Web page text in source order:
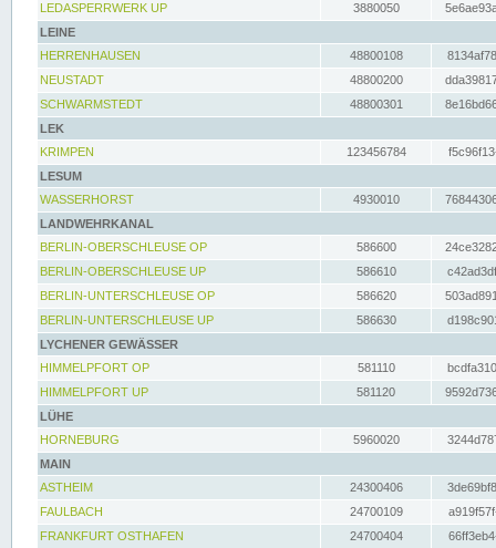
LEDASPERRWERK UP
3880050
LEINE
HERRENHAUSEN
48800108
NEUSTADT
48800200
SCHWARMSTEDT
48800301
LEK
KRIMPEN
123456784
LESUM
WASSERHORST
4930010
LANDWEHRKANAL
BERLIN-OBERSCHLEUSE OP
586600
BERLIN-OBERSCHLEUSE UP
586610
BERLIN-UNTERSCHLEUSE OP
586620
BERLIN-UNTERSCHLEUSE UP
586630
LYCHENER GEWÄSSER
HIMMELPFORT OP
581110
HIMMELPFORT UP
581120
LÜHE
HORNEBURG
5960020
MAIN
ASTHEIM
24300406
FAULBACH
24700109
FRANKFURT OSTHAFEN
24700404